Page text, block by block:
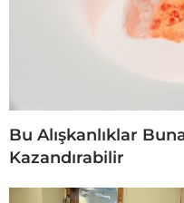
Bu Alışkanlıklar
Kazandırabilir